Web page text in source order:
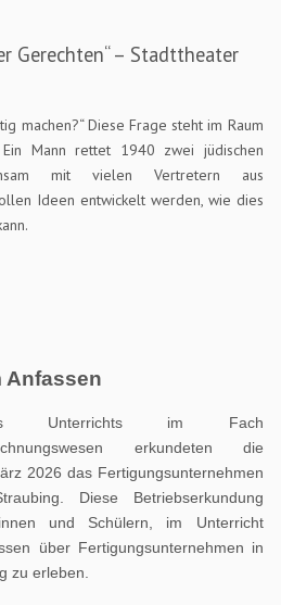
Gerechten“ – Stadttheater
machen?“ Diese Frage steht im Raum
Mann rettet 1940 zwei jüdischen
mit vielen Vertretern aus
Ideen entwickelt werden, wie dies
Anfassen
Unterrichts im Fach
erkundeten die
2026 das Fertigungsunternehmen
Diese Betriebserkundung
und Schülern, im Unterricht
über Fertigungsunternehmen in
zu erleben.